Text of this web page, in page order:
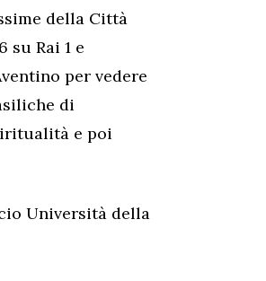
della Città
su Rai 1 e
per vedere
di
e poi
Università della